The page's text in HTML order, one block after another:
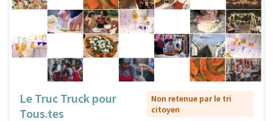
Le Truc Truck pour
Tous.tes
Non retenue par le tri
citoyen